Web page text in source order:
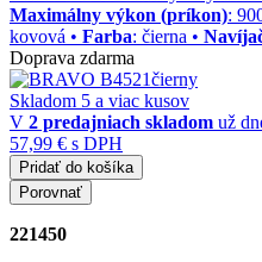
Maximálny výkon (príkon):
kovová • Farba: čierna •
Doprava zdarma
Skladom 5 a viac kusov
V 2 predajniach skladom už
57,99 € s DPH
Pridať do košíka
Porovnať
221450